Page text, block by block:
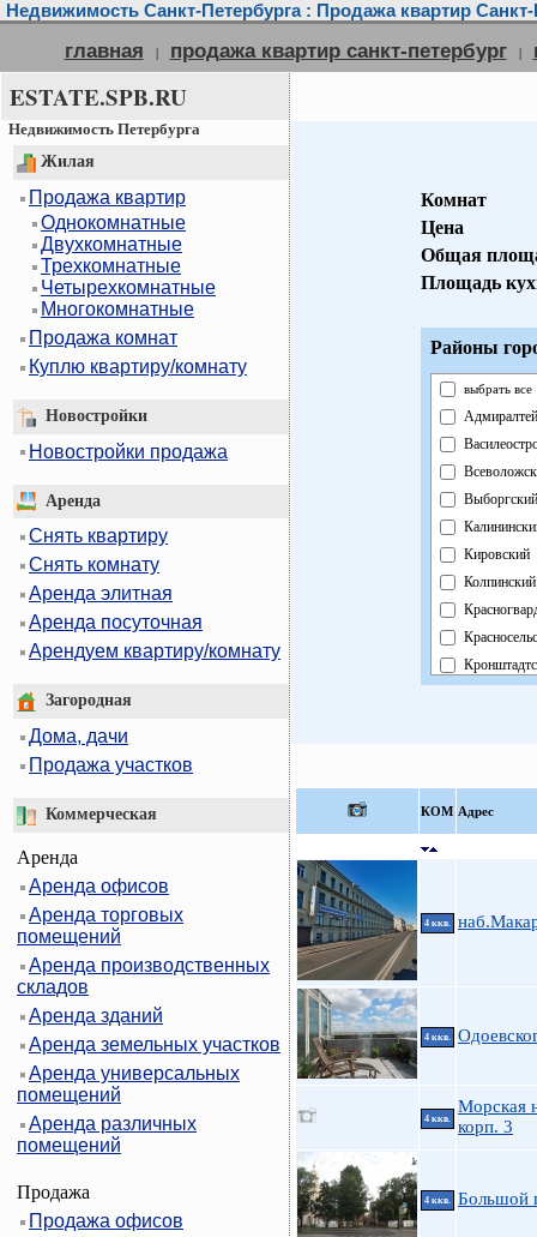
Недвижимость Санкт-Петербурга : Продажа квартир Санкт-
главная | продажа квартир санкт-петербург |
ESTATE.SPB.RU
Недвижимость Петербурга
Жилая
Продажа квартир
Однокомнатные
Двухкомнатные
Трехкомнатные
Четырехкомнатные
Многокомнатные
Продажа комнат
Куплю квартиру/комнату
Новостройки
Новостройки продажа
Аренда
Снять квартиру
Снять комнату
Аренда элитная
Аренда посуточная
Арендуем квартиру/комнату
Загородная
Дома, дачи
Продажа участков
Коммерческая
Аренда
Аренда офисов
Аренда торговых
помещений
Аренда производственных
складов
Аренда зданий
Аренда земельных участков
Аренда универсальных
помещений
Аренда различных
помещений
Продажа
Продажа офисов
Комнат
Цена
Общая
Площадь
Районы
выбрать все
Выборгский
Кировский
Колпинский
Павловский
КOМ Адрес
4 ккв.
4 ккв.
4 ккв.
Морская
корп. 3
4 ккв. Большой